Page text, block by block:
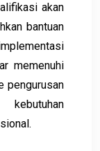
akan
bantuan
memenuhi
pengurusan